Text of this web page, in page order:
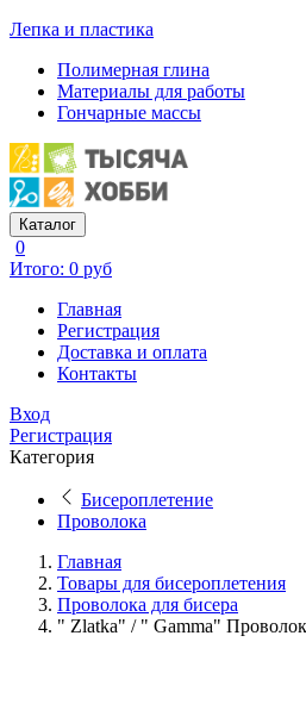
Лепка и пластика
Полимерная глина
Материалы для работы
Гончарные массы
Каталог
0
Итого: 0 руб
Главная
Регистрация
Доставка и оплата
Контакты
Вход
Регистрация
Категория
Бисероплетение
Проволока
Главная
Товары для бисероплетения
Проволока для бисера
" Zlatka" / " Gamma"